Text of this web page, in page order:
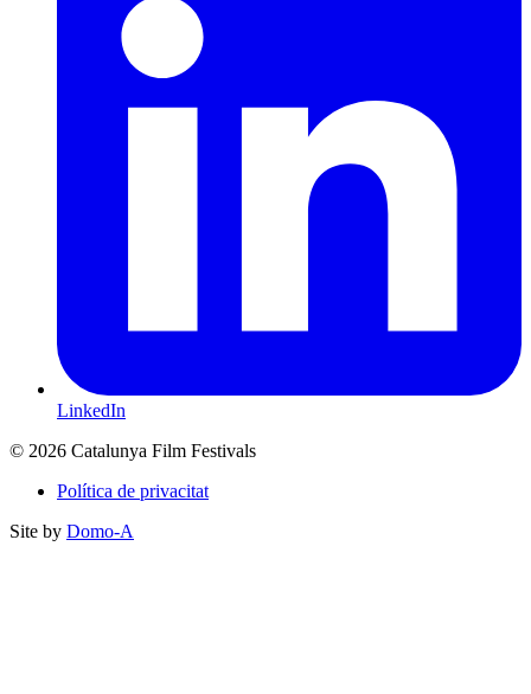
LinkedIn
© 2026 Catalunya Film Festivals
Política de privacitat
Site by Domo-A